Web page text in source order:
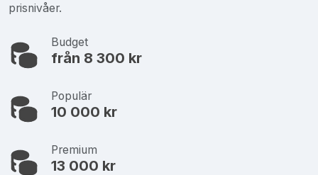
prisnivåer.
Budget
från 8 300 kr
Populär
10 000 kr
Premium
13 000 kr